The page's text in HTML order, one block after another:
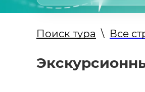
Поиск тура \ Все